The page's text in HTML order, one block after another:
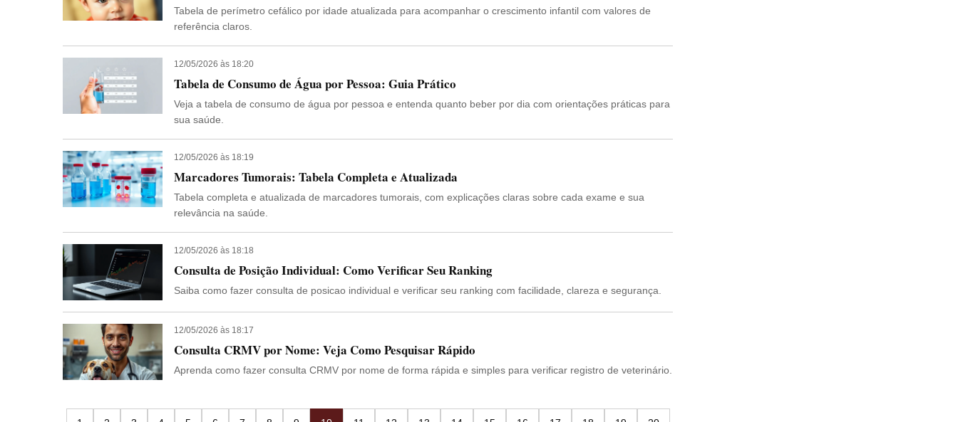
Tabela de perímetro cefálico por idade atualizada para acompanhar o crescimento infantil com valores de
referência claros.
12/05/2026 às 18:20
Tabela de Consumo de Água por Pessoa: Guia Prático
Veja a tabela de consumo de água por pessoa e entenda quanto beber por dia com orientações práticas para
sua saúde.
12/05/2026 às 18:19
Marcadores Tumorais: Tabela Completa e Atualizada
Tabela completa e atualizada de marcadores tumorais, com explicações claras sobre cada exame e sua
relevância na saúde.
12/05/2026 às 18:18
Consulta de Posição Individual: Como Verificar Seu Ranking
Saiba como fazer consulta de posicao individual e verificar seu ranking com facilidade, clareza e segurança.
12/05/2026 às 18:17
Consulta CRMV por Nome: Veja Como Pesquisar Rápido
Aprenda como fazer consulta CRMV por nome de forma rápida e simples para verificar registro de veterinário.